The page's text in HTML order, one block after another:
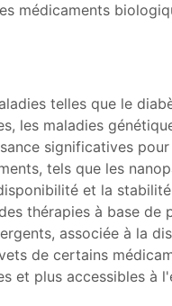
médicaments
telles que le
les maladies
significatives pour
tels que les
et la
thérapies à base de
associée à la
de certains
et plus accessibles à